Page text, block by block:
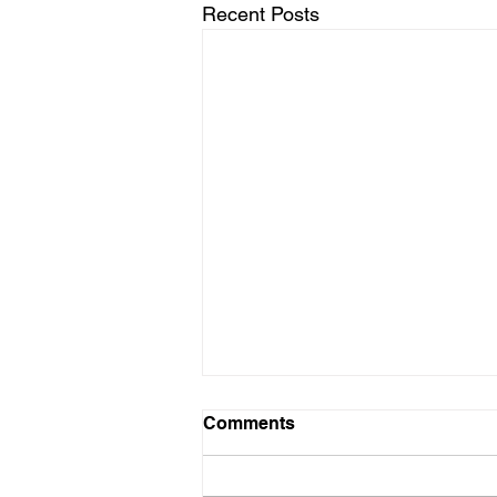
Recent Posts
Probleme probleme
Die hoop het toe nie beskaam
Comments